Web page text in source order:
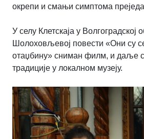
окрепи и смањи симптома
У селу Клетскаја у Волгоградској
Шолоховљевој повести «Они су
отаџбину» сниман филм, и даље
традиције у локалном музеју.